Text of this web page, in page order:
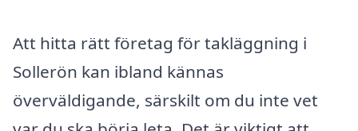
Att hitta rätt företag för takläggning i
Sollerön kan ibland kännas
överväldigande, särskilt om du inte vet